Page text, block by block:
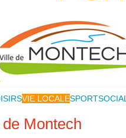
VIE LOCALESPORTSOCIAL
Montech